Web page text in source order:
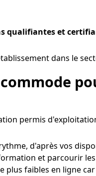
qualifiantes et
dans le
permis
d'après vos
et parcourir
faibles en ligne